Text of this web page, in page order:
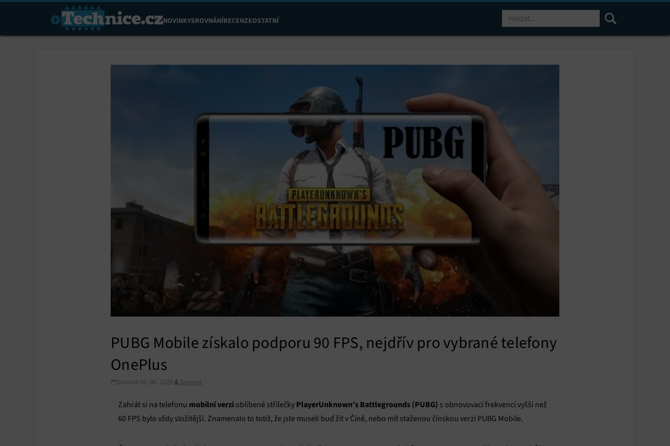
NOVINKYSROVNÁNÍRECENZEOSTATNÍ
PUBG Mobile získalo podporu 90 FPS, nejdřív pro vybrané telefony
OnePlus
Sobota 08. 08. 2020 Samuel
Zahrát si na telefonu mobilní verzi oblíbené střílečky PlayerUnknown’s Battlegrounds (PUBG) s obnovovací frekvencí vyšší než
60 FPS bylo vždy složitější. Znamenalo to totiž, že jste museli buď žít v Číně, nebo mít staženou čínskou verzi PUBG Mobile.